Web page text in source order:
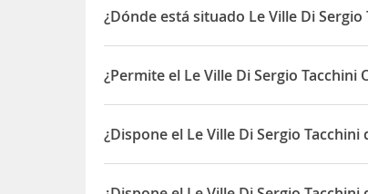
¿Dónde está situado Le Ville Di Sergio
El Le Ville Di Sergio Tacchini está situado
¿Permite el Le Ville Di Sergio
Sí, el Le Ville Di Sergio Tacchini permite
¿Dispone el Le Ville Di Sergio
Sí, el Le Ville Di Sergio Tacchini dispone